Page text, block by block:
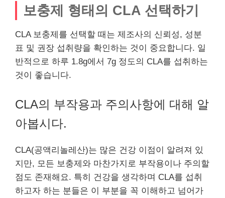
보충제 형태의 CLA 선택하기
CLA 보충제를 선택할 때는 제조사의 신뢰성, 성분
표 및 권장 섭취량을 확인하는 것이 중요합니다. 일
반적으로 하루 1.8g에서 7g 정도의 CLA를 섭취하는
것이 좋습니다.
CLA의 부작용과 주의사항에 대해 알
아봅시다.
CLA(공액리놀레산)는 많은 건강 이점이 알려져 있
지만, 모든 보충제와 마찬가지로 부작용이나 주의할
점도 존재해요. 특히 건강을 생각하며 CLA를 섭취
하고자 하는 분들은 이 부분을 꼭 이해하고 넘어가